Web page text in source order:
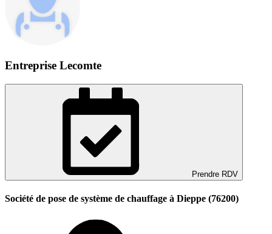
Entreprise Lecomte
Prendre RDV
Société de pose de système de chauffage à Dieppe (76200)